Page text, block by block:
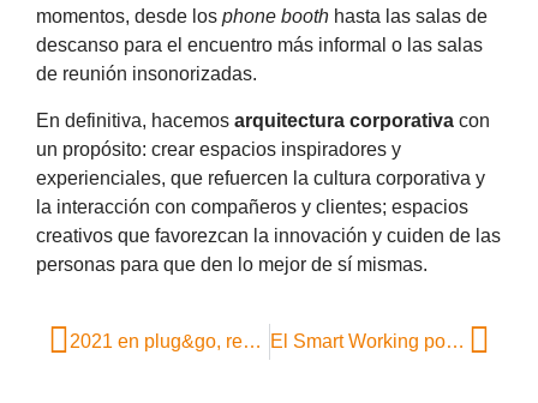
momentos, desde los phone booth hasta las salas de
descanso para el encuentro más informal o las salas
de reunión insonorizadas.
En definitiva, hacemos arquitectura corporativa con
un propósito: crear espacios inspiradores y
experienciales, que refuercen la cultura corporativa y
la interacción con compañeros y clientes; espacios
creativos que favorezcan la innovación y cuiden de las
personas para que den lo mejor de sí mismas.
2021 en plug&go, resumen de un año extraordinario El Smart Working pone en evidencia la necesidad de crear nuevos espacios de trabajo